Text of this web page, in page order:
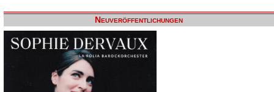
Neuveröffentlichungen